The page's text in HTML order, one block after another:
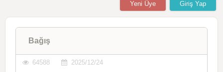
Giriş Yap
Yeni Üye
Bağış
64588 2025/12/24